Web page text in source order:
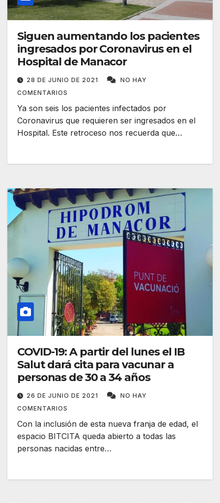
Siguen aumentando los pacientes
ingresados por Coronavirus en el
Hospital de Manacor
28 DE JUNIO DE 2021
NO HAY
COMENTARIOS
Ya son seis los pacientes infectados por
Coronavirus que requieren ser ingresados en el
Hospital. Este retroceso nos recuerda que…
COVID-19: A partir del lunes el IB
Salut dará cita para vacunar a
personas de 30 a 34 años
26 DE JUNIO DE 2021
NO HAY
COMENTARIOS
Con la inclusión de esta nueva franja de edad, el
espacio BITCITA queda abierto a todas las
personas nacidas entre…